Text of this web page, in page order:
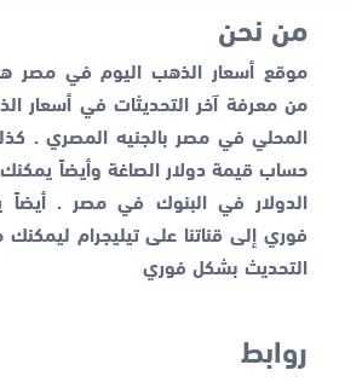
من نحن
موقع أسعار الذهب اليوم في مصر
من معرفة آخر التحديثات في أسعار
المحلي في مصر بالجنيه المصري .
حساب قيمة دولار الصاغة وأيضاً
الدولار في البنوك في مصر . أيضاً
فوري إلى قناتنا على تيليجرام
التحديث بشكل فوري
روابط